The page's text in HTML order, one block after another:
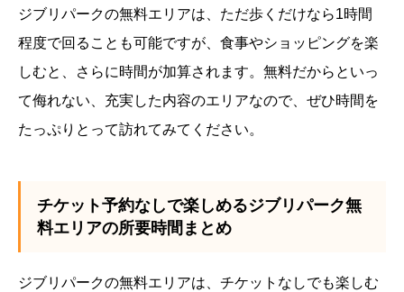
ジブリパークの無料エリアは、ただ歩くだけなら1時間
程度で回ることも可能ですが、食事やショッピングを楽
しむと、さらに時間が加算されます。無料だからといっ
て侮れない、充実した内容のエリアなので、ぜひ時間を
たっぷりとって訪れてみてください。
チケット予約なしで楽しめるジブリパーク無
料エリアの所要時間まとめ
ジブリパークの無料エリアは、チケットなしでも楽しむ